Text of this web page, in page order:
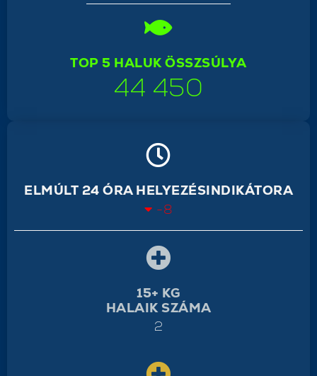
TOP 5 HALUK ÖSSZSÚLYA
44 450
ELMÚLT 24 ÓRA HELYEZÉSINDIKÁTORA
-8
15+ KG
HALAIK SZÁMA
2